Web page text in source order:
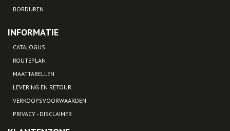
BORDUREN
INFORMATIE
CATALOGUS
ROUTEPLAN
MAATTABELLEN
LEVERING EN RETOUR
VERKOOPSVOORWAARDEN
PRIVACY - DISCLAIMER